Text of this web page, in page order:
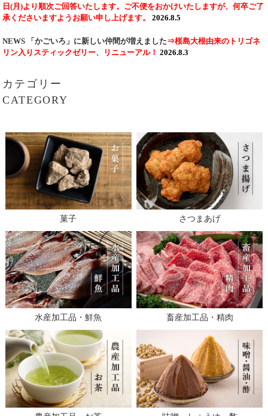
日(月)より順次ご回答いたします。ご不便をおかけいたしますが、何卒ご了
承くださいますようお願い申し上げます。
2026.8.5
NEWS 「かごいろ」に新しい仲間が増えました⇒桜島大根由来のトリゴネ
リン入りスティックゼリー、リニューアル！ 2026.8.3
カテゴリー
CATEGORY
菓子 さつまあげ
水産加工品・鮮魚 畜産加工品・精肉